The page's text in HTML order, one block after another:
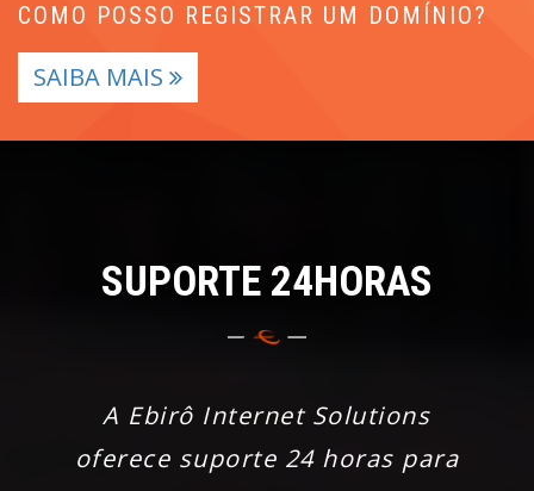
COMO POSSO REGISTRAR UM DOMÍNIO?
SAIBA MAIS
SUPORTE 24HORAS
A Ebirô Internet Solutions
oferece suporte 24 horas para